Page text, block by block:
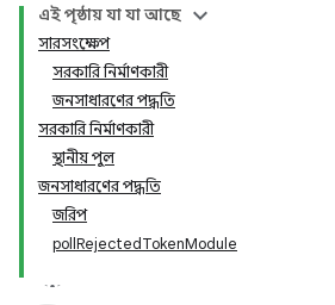
এই পৃষ্ঠায় যা যা আছে
সারসংক্ষেপ
সরকারি নির্মাণকারী
জনসাধারণের পদ্ধতি
সরকারি নির্মাণকারী
স্থানীয় পুল
জনসাধারণের পদ্ধতি
জরিপ
pollRejectedTokenModule